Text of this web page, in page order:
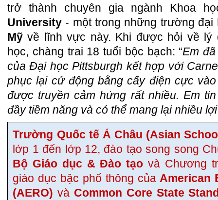
trở thành chuyên gia ngành Khoa
University - một trong những trường
Mỹvề lĩnh vực này. Khi được hỏi về lý
học, chàng trai 18 tuổi bộc bạch: “Em
của Đại học Pittsburgh kết hợp với
phục lại cử động bằng cấy điện cực
được truyền cảm hứng rất nhiều. Em
đầy tiềm năng và có thể mang lại nhiều
Trường Quốc tế Á Châu (Asian
lớp 1 đến lớp 12, đào tạo song song
Bộ Giáo dục & Đào tạo và Chương
giáo dục bậc phổ thông củaAmerican
(AERO) và Common Core State